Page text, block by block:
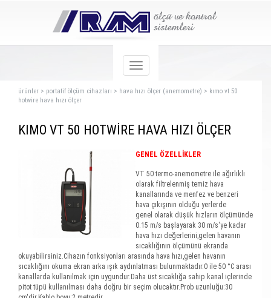
ürünler > portatif ölçüm cihazları > hava hızı ölçer (anemometre) > kımo vt 50
hotwire hava hızı ölçer
KIMO VT 50 HOTWİRE HAVA HIZI ÖLÇER
GENEL ÖZELLİKLER
VT 50 termo-anemometre ile ağırlıklı
olarak filtrelenmiş temiz hava
kanallarında ve menfez ve benzeri
hava çıkışının olduğu yerlerde
genel olarak düşük hızların ölçümünde
0.15 m/s başlayarak 30 m/s'ye kadar
hava hızı değerlerini,gelen havanın
sıcaklığının ölçümünü ekranda
okuyabilirsiniz.Cihazın fonksiyonları arasında hava hızı,gelen havanın
sıcaklığını okuma ekran arka ışık aydınlatması bulunmaktadır.0 ile 50 °C arası
kanallarda kullanılmak için uygundur.Daha üst sıcaklığa sahip kanal içlerinde
pitot tüpü kullanılması daha doğru bir seçim olucaktır.Prob uzunluğu:30